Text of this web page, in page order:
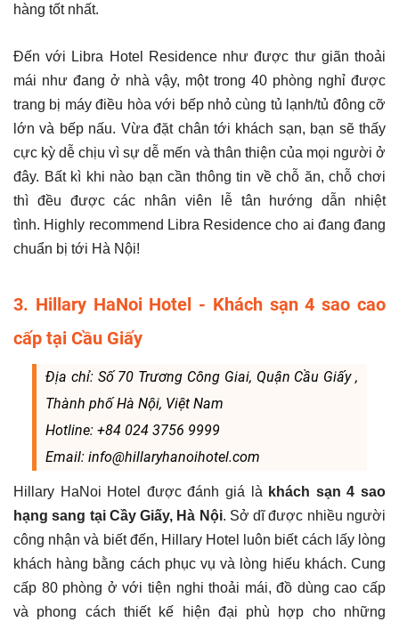
hàng tốt nhất.
Đến với Libra Hotel Residence như được thư giãn thoải
mái như đang ở nhà vậy, một trong 40 phòng nghỉ được
trang bị máy điều hòa với bếp nhỏ cùng tủ lạnh/tủ đông cỡ
lớn và bếp nấu. Vừa đặt chân tới khách sạn, bạn sẽ thấy
cực kỳ dễ chịu vì sự dễ mến và thân thiện của mọi người ở
đây. Bất kì khi nào bạn cần thông tin về chỗ ăn, chỗ chơi
thì đều được các nhân viên lễ tân hướng dẫn nhiệt
tình. Highly recommend Libra Residence cho ai đang đang
chuẩn bị tới Hà Nội!
3. Hillary HaNoi Hotel - Khách sạn 4 sao cao
cấp tại Cầu Giấy
Địa chỉ: Số 70 Trương Công Giai, Quận Cầu Giấy ,
Thành phố Hà Nội, Việt Nam
Hotline: +84 024 3756 9999
Email: info@hillaryhanoihotel.com
Hillary HaNoi Hotel được đánh giá là khách sạn 4 sao
hạng sang tại Cầy Giấy, Hà Nội. Sở dĩ được nhiều người
công nhận và biết đến, Hillary Hotel luôn biết cách lấy lòng
khách hàng bằng cách phục vụ và lòng hiếu khách. Cung
cấp 80 phòng ở với tiện nghi thoải mái, đồ dùng cao cấp
và phong cách thiết kế hiện đại phù hợp cho những